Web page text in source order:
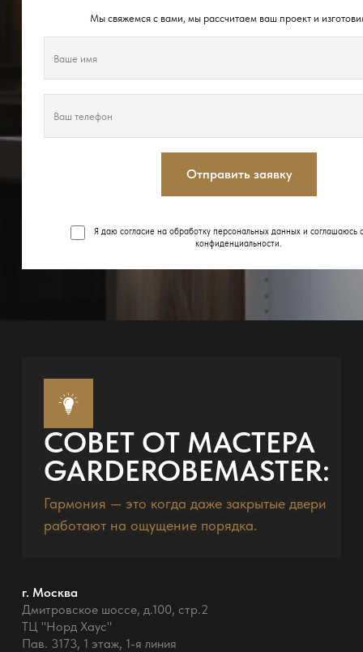
Мы свяжемся с вами, мы рассчитаем ваш проект и
Отправить заявку
Я даю согласие на обработку персональных данных и соглашаюсь
конфиденциальности
СОВЕТ ОТ МАСТЕРА
GARDEROBEMASTER:
Гармония — это когда даже закрытые двери
работают на ощущение порядка.
г. Москва
Дмитровское шоссе, д.100, стр.2
ТЦ "Норд Хаус"
Пав. 3173, 1 этаж, 1-я линия